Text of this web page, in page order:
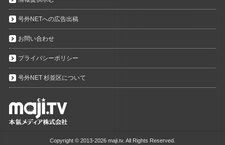
号外NETへの広告出稿
お問い合わせ
プライバシーポリシー
号外NET 杉並区について
Copyright © 2013-2026 maji.tv. All Rights Reserved.